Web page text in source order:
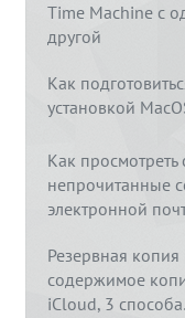
Time Machine с
другой
Как
установкой
Как просмотреть
непрочитанные
электронной
Резервная
содержимое
iCloud, 3